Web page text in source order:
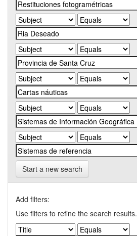
Start a new search
Add filters:
Use filters to refine the search results.